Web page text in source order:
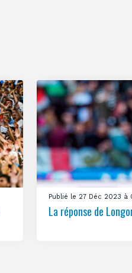
Publié le 27 Déc 2023 à
La réponse de